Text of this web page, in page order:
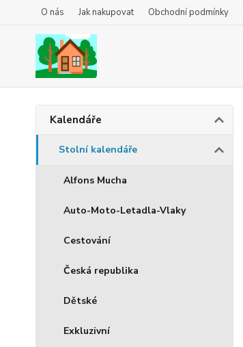
O nás Jak nakupovat Obchodní podmínky
Kalendáře
Stolní kalendáře
Alfons Mucha
Auto-Moto-Letadla-Vlaky
Cestování
Česká republika
Dětské
Exkluzivní